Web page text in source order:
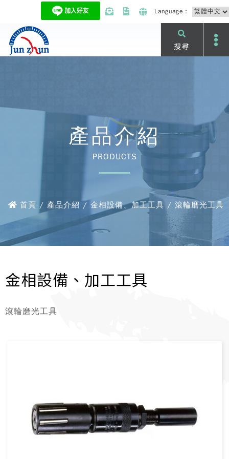
Language：
搜尋
產品介紹
PRODUCTS
首頁 / 產品介紹 / 金相設備、加工工具 / 滾輪磨光工具
金相設備、加工工具
滾輪磨光工具